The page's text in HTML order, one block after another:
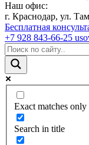
Наш офис:
г. Краснодар, ул.
Бесплатная
+7 928 843-66-25
Exact matches only
Search in title